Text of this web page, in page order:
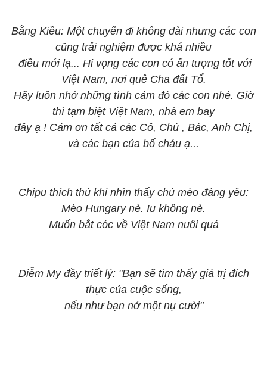
Bằng Kiều: Một chuyến đi không dài nhưng các con
cũng trải nghiệm được khá nhiều
điều mới lạ... Hi vọng các con có ấn tượng tốt với
Việt Nam, nơi quê Cha đất Tổ.
Hãy luôn nhớ những tình cảm đó các con nhé. Giờ
thì tạm biệt Việt Nam, nhà em bay
đây ạ ! Cảm ơn tất cả các Cô, Chú , Bác, Anh Chị,
và các bạn của bố cháu ạ...
Chipu thích thú khi nhìn thấy chú mèo đáng yêu:
Mèo Hungary nè. Iu không nè.
Muốn bắt cóc về Việt Nam nuôi quá
Diễm My đầy triết lý: "Bạn sẽ tìm thấy giá trị đích
thực của cuộc sống,
nếu như bạn nở một nụ cười"